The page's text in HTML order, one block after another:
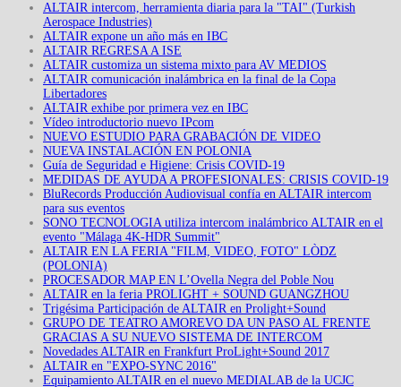
ALTAIR intercom, herramienta diaria para la "TAI" (Turkish
Aerospace Industries)
ALTAIR expone un año más en IBC
ALTAIR REGRESA A ISE
ALTAIR customiza un sistema mixto para AV MEDIOS
ALTAIR comunicación inalámbrica en la final de la Copa
Libertadores
ALTAIR exhibe por primera vez en IBC
Vídeo introductorio nuevo IPcom
NUEVO ESTUDIO PARA GRABACIÓN DE VIDEO
NUEVA INSTALACIÓN EN POLONIA
Guía de Seguridad e Higiene: Crisis COVID-19
MEDIDAS DE AYUDA A PROFESIONALES: CRISIS COVID-19
BluRecords Producción Audiovisual confía en ALTAIR intercom
para sus eventos
SONO TECNOLOGIA utiliza intercom inalámbrico ALTAIR en el
evento "Málaga 4K-HDR Summit"
ALTAIR EN LA FERIA "FILM, VIDEO, FOTO" LÒDZ
(POLONIA)
PROCESADOR MAP EN L’Ovella Negra del Poble Nou
ALTAIR en la feria PROLIGHT + SOUND GUANGZHOU
Trigésima Participación de ALTAIR en Prolight+Sound
GRUPO DE TEATRO AMOREVO DA UN PASO AL FRENTE
GRACIAS A SU NUEVO SISTEMA DE INTERCOM
Novedades ALTAIR en Frankfurt ProLight+Sound 2017
ALTAIR en "EXPO-SYNC 2016"
Equipamiento ALTAIR en el nuevo MEDIALAB de la UCJC